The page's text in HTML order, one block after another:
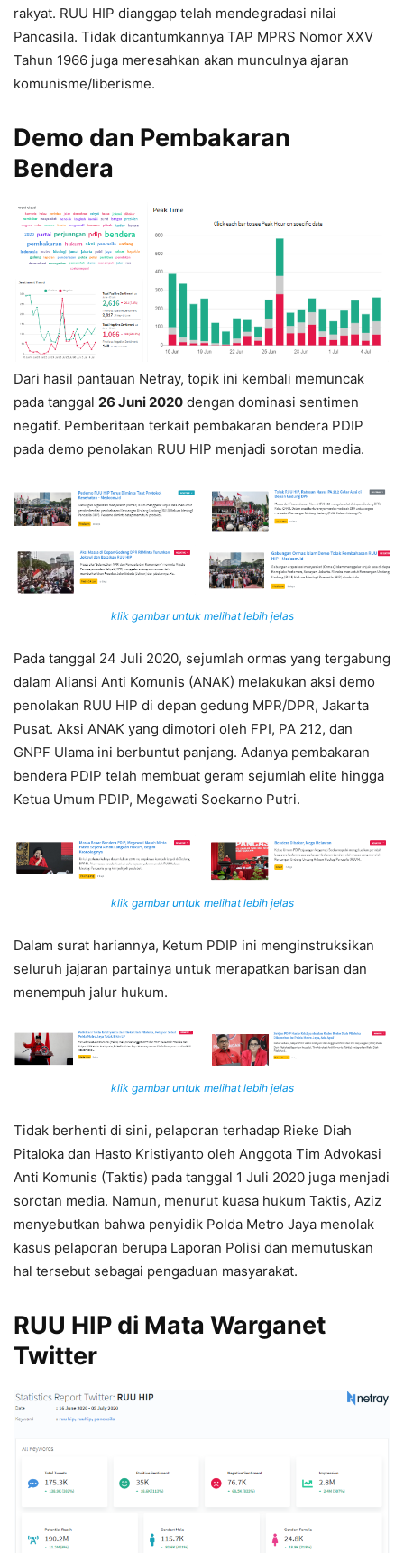
rakyat. RUU HIP dianggap telah mendegradasi nilai
Pancasila. Tidak dicantumkannya TAP MPRS Nomor XXV
Tahun 1966 juga meresahkan akan munculnya ajaran
komunisme/liberisme.
Demo dan Pembakaran
Bendera
Dari hasil pantauan Netray, topik ini kembali memuncak
pada tanggal 26 Juni 2020 dengan dominasi sentimen
negatif. Pemberitaan terkait pembakaran bendera PDIP
pada demo penolakan RUU HIP menjadi sorotan media.
klik gambar untuk melihat lebih jelas
Pada tanggal 24 Juli 2020, sejumlah ormas yang tergabung
dalam Aliansi Anti Komunis (ANAK) melakukan aksi demo
penolakan RUU HIP di depan gedung MPR/DPR, Jakarta
Pusat. Aksi ANAK yang dimotori oleh FPI, PA 212, dan
GNPF Ulama ini berbuntut panjang. Adanya pembakaran
bendera PDIP telah membuat geram sejumlah elite hingga
Ketua Umum PDIP, Megawati Soekarno Putri.
klik gambar untuk melihat lebih jelas
Dalam surat hariannya, Ketum PDIP ini menginstruksikan
seluruh jajaran partainya untuk merapatkan barisan dan
menempuh jalur hukum.
klik gambar untuk melihat lebih jelas
Tidak berhenti di sini, pelaporan terhadap Rieke Diah
Pitaloka dan Hasto Kristiyanto oleh Anggota Tim Advokasi
Anti Komunis (Taktis) pada tanggal 1 Juli 2020 juga menjadi
sorotan media. Namun, menurut kuasa hukum Taktis, Aziz
menyebutkan bahwa penyidik Polda Metro Jaya menolak
kasus pelaporan berupa Laporan Polisi dan memutuskan
hal tersebut sebagai pengaduan masyarakat.
RUU HIP di Mata Warganet
Twitter